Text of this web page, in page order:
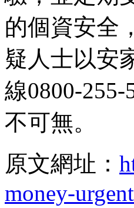
的個資安全
疑人士以安
線0800-
不可無。
原文網址：
money-